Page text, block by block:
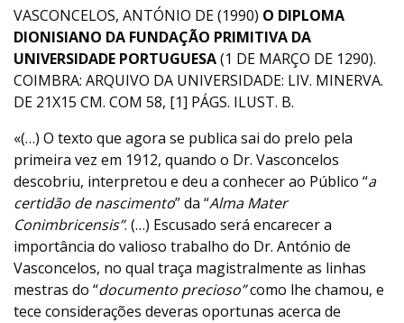
VASCONCELOS, ANTÓNIO DE (1990) O DIPLOMA
DIONISIANO DA FUNDAÇÃO PRIMITIVA DA
UNIVERSIDADE PORTUGUESA(1 DE MARÇO DE 1290).
COIMBRA: ARQUIVO DA UNIVERSIDADE: LIV. MINERVA.
DE 21X15 CM. COM 58, [1] PÁGS. ILUST. B.
«(…) O texto que agora se publica sai do prelo pela
primeira vez em 1912, quando o Dr. Vasconcelos
descobriu, interpretou e deu a conhecer ao Público “a
certidão de nascimento” da “Alma Mater
Conimbricensis”. (…) Escusado será encarecer a
importância do valioso trabalho do Dr. António de
Vasconcelos, no qual traça magistralmente as linhas
mestras do “documento precioso”como lhe chamou, e
tece considerações deveras oportunas acerca de